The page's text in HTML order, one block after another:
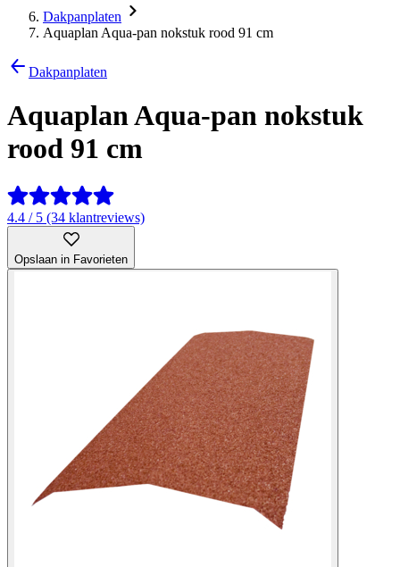
Dakpanplaten
Aquaplan Aqua-pan nokstuk rood 91 cm
Dakpanplaten
Aquaplan Aqua-pan nokstuk
rood 91 cm
4.4 / 5 (34 klantreviews)
Opslaan in Favorieten